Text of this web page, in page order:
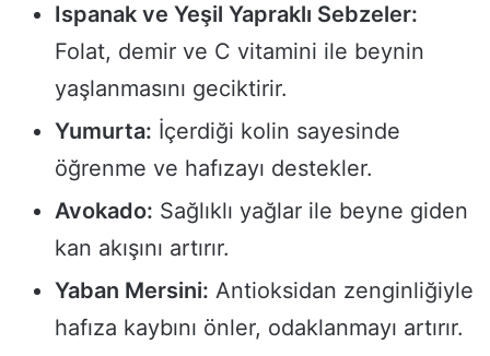
Ispanak ve Yeşil Yapraklı Sebzeler:
Folat, demir ve C vitamini ile beynin
yaşlanmasını geciktirir.
Yumurta: İçerdiği kolin sayesinde
öğrenme ve hafızayı destekler.
Avokado: Sağlıklı yağlar ile beyne giden
kan akışını artırır.
Yaban Mersini: Antioksidan zenginliğiyle
hafıza kaybını önler, odaklanmayı artırır.